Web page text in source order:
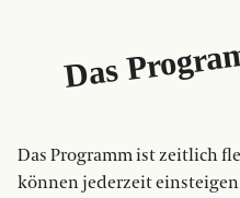
Das
Das Programm ist zeitlich
können jederzeit